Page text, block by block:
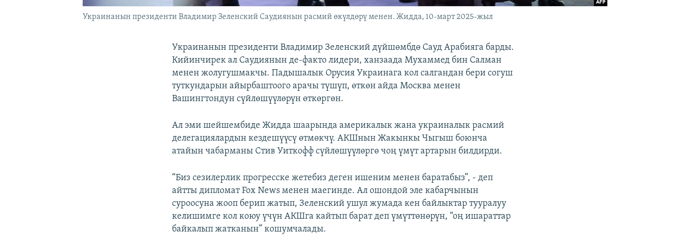
Украинанын президенти Владимир Зеленский Саудиянын расмий өкүлдөрү менен. Жидда, 10-март 2025-жыл
Украинанын президенти Владимир Зеленский дүйшөмбдө Сауд Арабияга барды.
Кийинчирек ал Саудиянын де-факто лидери, ханзаада Мухаммед бин Салман
менен жолугушмакчы. Падышалык Орусия Украинага кол салгандан бери согуш
туткундарын айырбаштоого арачы түшүп, өткөн айда Москва менен
Вашингтондун сүйлөшүүлөрүн өткөргөн.
Ал эми шейшембиде Жидда шаарында америкалык жана украиналык расмий
делегациялардын кездешүүсү өтмөкчү. АКШнын Жакынкы Чыгыш боюнча
атайын чабарманы Стив Уиткофф сүйлөшүүлөргө чоң үмүт артарын билдирди.
“Биз сезилерлик прогресске жетебиз деген ишеним менен баратабыз”, - деп
айтты дипломат Fox News менен маегинде. Ал ошондой эле кабарчынын
суроосуна жооп берип жатып, Зеленский ушул жумада кен байлыктар тууралуу
келишимге кол коюу үчүн АКШга кайтып барат деп үмүттөнөрүн, “оң ишараттар
байкалып жатканын” кошумчалады.